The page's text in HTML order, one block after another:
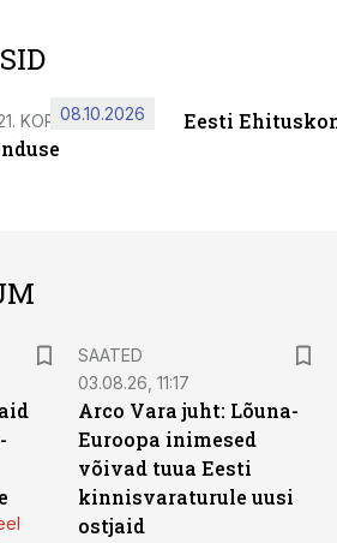
KORRUSEL
08.10.2026 Eesti
SAATED
03.08.26, 11:17
Arco Vara juht: Lõuna-
Euroopa inimesed
võivad tuua Eesti
kinnisvaraturule uusi
ostjaid